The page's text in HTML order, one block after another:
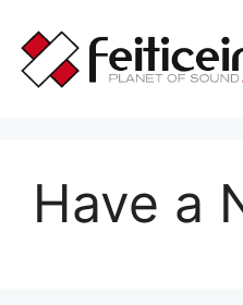
contenido
Have a